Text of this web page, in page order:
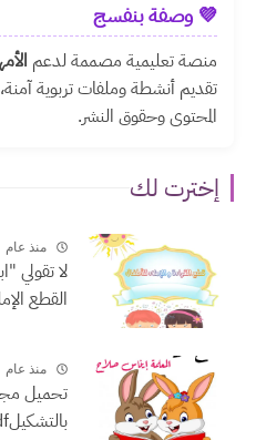
💜 وصفة بنفسج
منصة تعليمية مصممة لدعم
تقديم أنشطة وملفات تربوية آمنة،
المحتوى وحقوق النشر.
إخترت لك
منذ عام
لا تقولي
القطع
منذ عام
تحميل
بالتشكيلpdf